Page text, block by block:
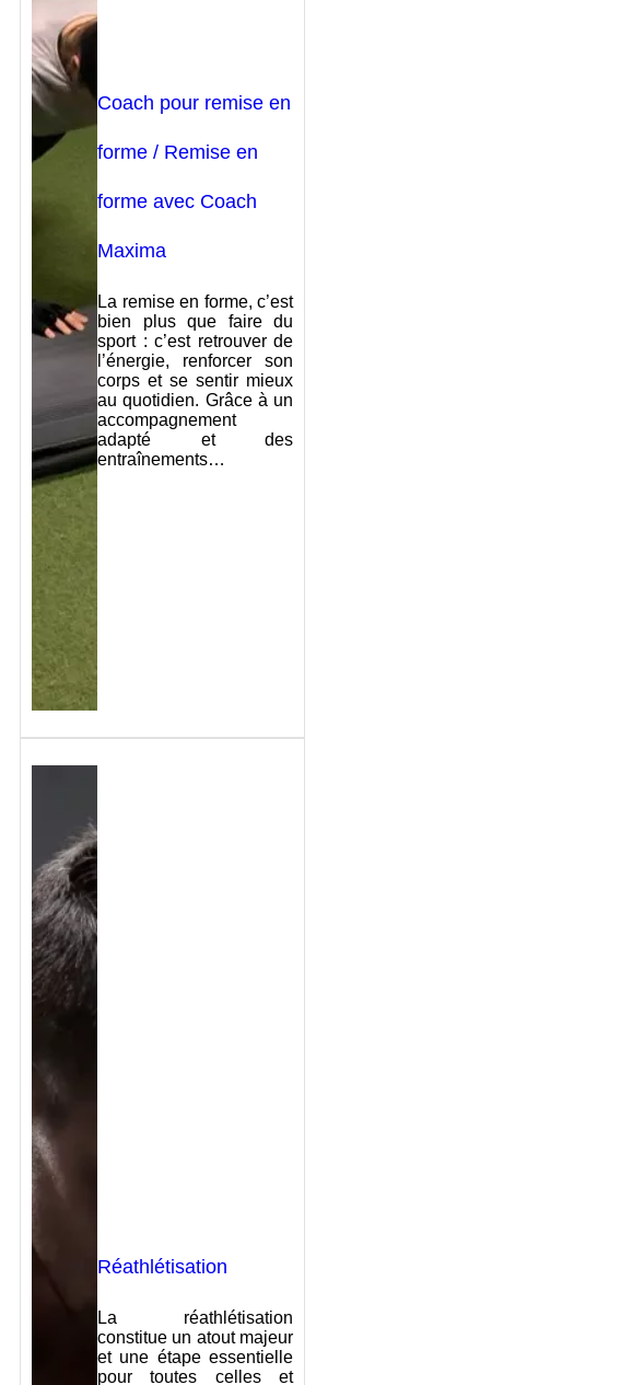
Coach pour remise en
forme / Remise en
forme avec Coach
Maxima
La remise en forme, c’est
bien plus que faire du
sport : c’est retrouver de
l’énergie, renforcer son
corps et se sentir mieux
au quotidien. Grâce à un
accompagnement
adapté et des
entraînements…
Réathlétisation
La réathlétisation
constitue un atout majeur
et une étape essentielle
pour toutes celles et